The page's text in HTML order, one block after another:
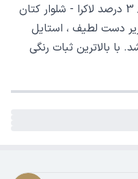
جنس شلوار 97 درصد کتان (پنبه) / 3 درصد لاکرا - شلوار کتان
دست لطیف ، استایل
با بالاترین ثبات رنگی